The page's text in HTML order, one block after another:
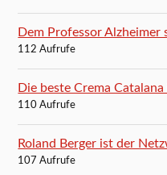
Dem Professor Alzheimer
112 Aufrufe
Die beste Crema
110 Aufrufe
Roland Berger ist der
107 Aufrufe